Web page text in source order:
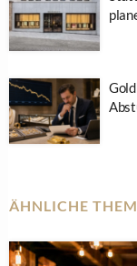
ÄHNLICHE